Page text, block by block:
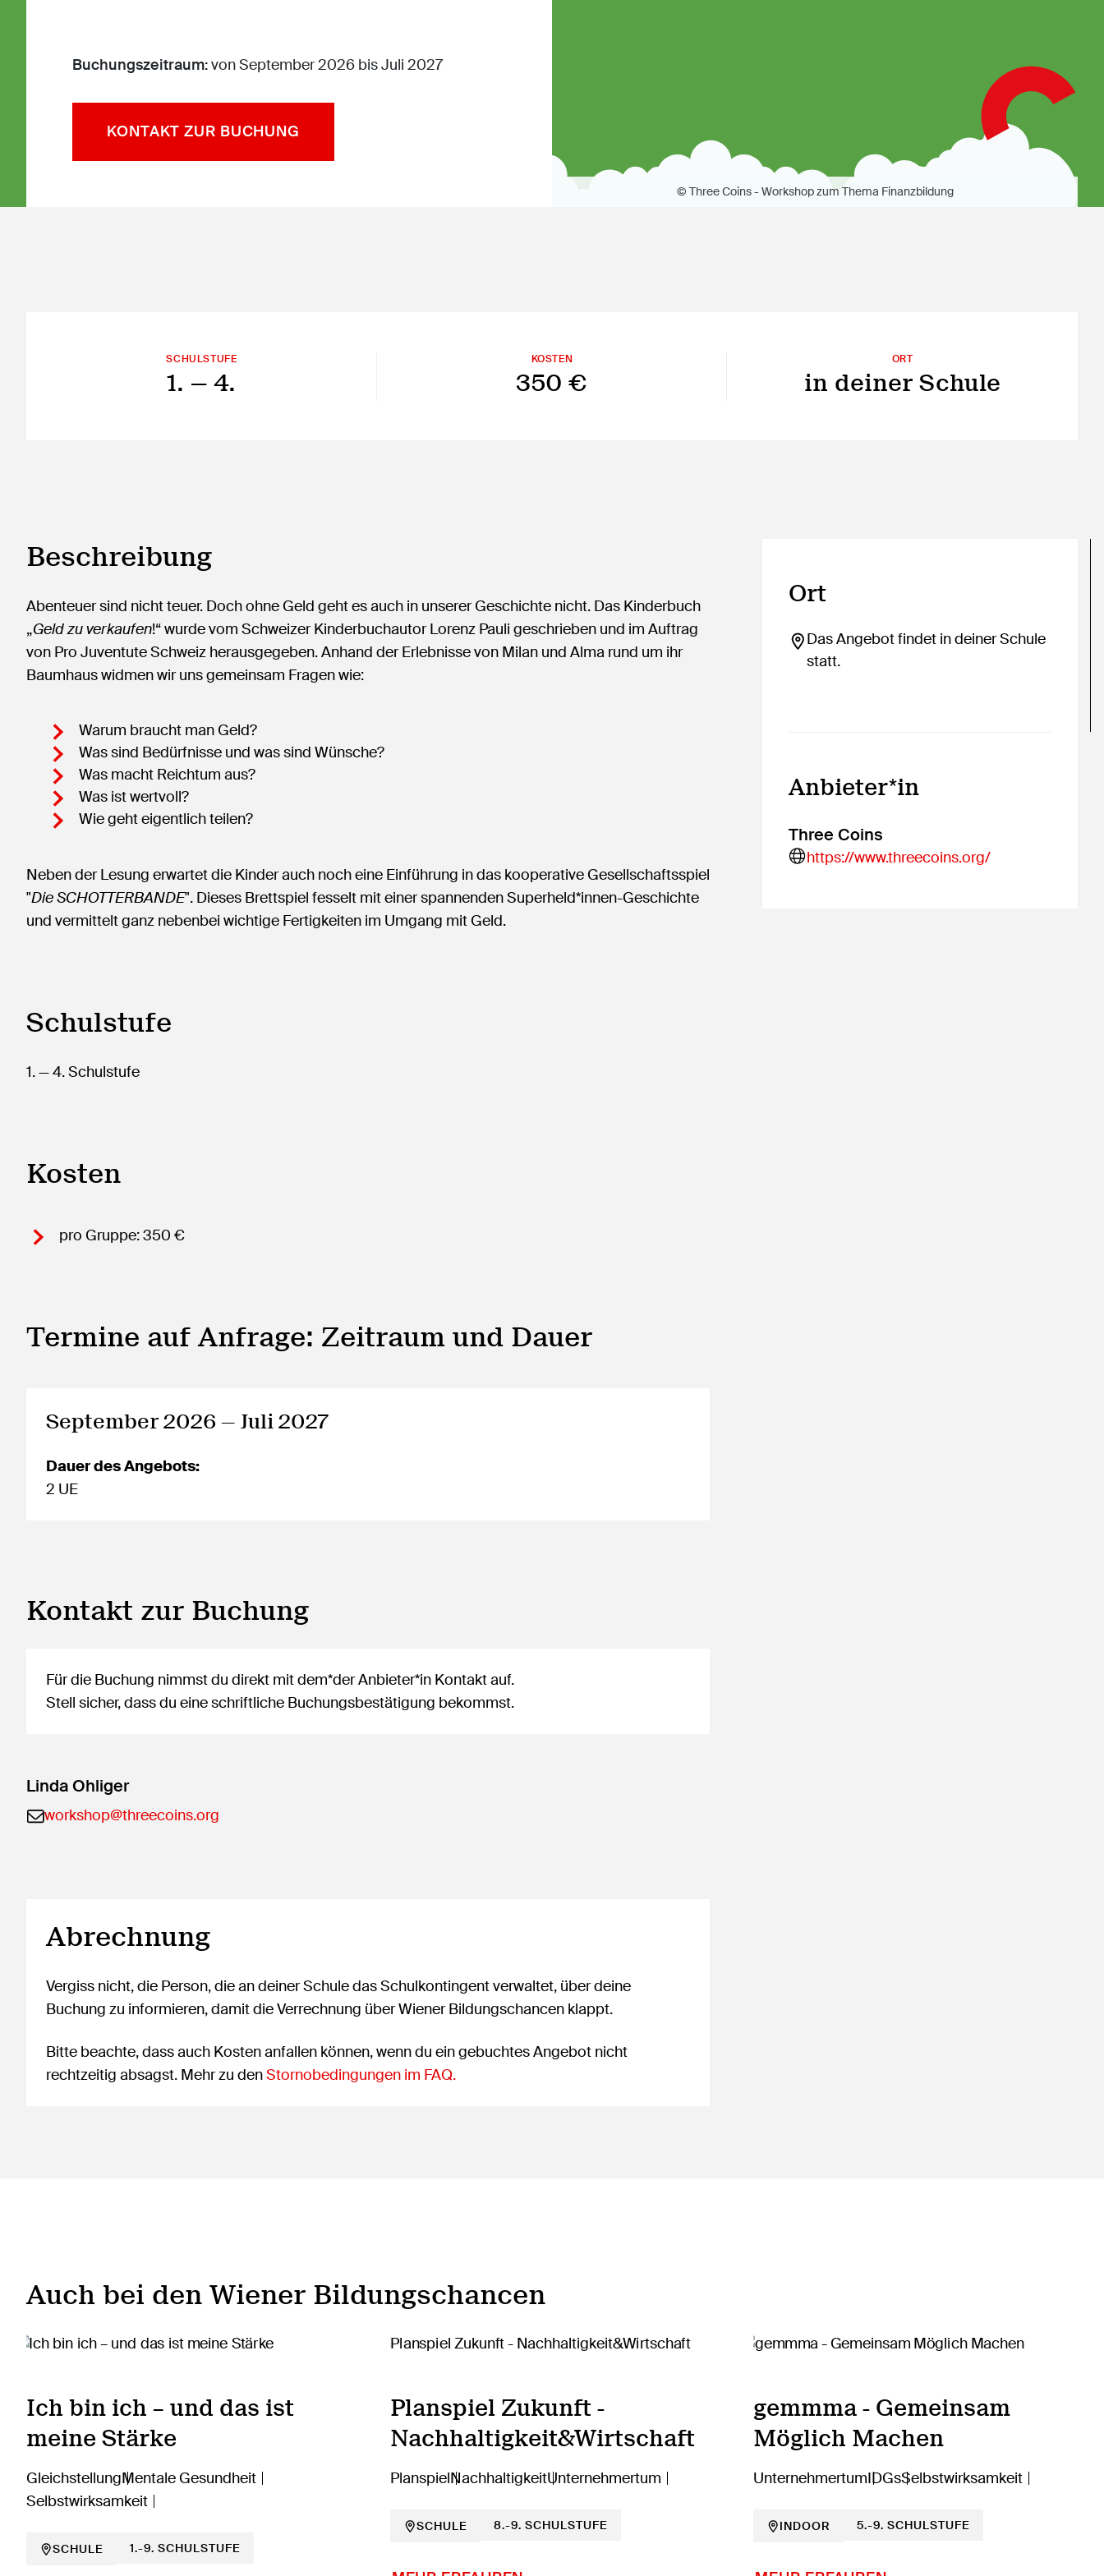
Buchungszeitraum:von September 2026 bis Juli 2027
KONTAKT ZUR BUCHUNG
© Three Coins - Workshop zum Thema Finanzbildung
SCHULSTUFE
1. — 4.
KOSTEN
350 €
ORT
in deiner Schule
Beschreibung
Abenteuer sind nicht teuer. Doch ohne Geld geht es auch in unserer Geschichte nicht. Das Kinderbuch
„Geld zu verkaufen!“ wurde vom Schweizer Kinderbuchautor Lorenz Pauli geschrieben und im Auftrag
von Pro Juventute Schweiz herausgegeben. Anhand der Erlebnisse von Milan und Alma rund um ihr
Baumhaus widmen wir uns gemeinsam Fragen wie:
Warum braucht man Geld?
Was sind Bedürfnisse und was sind Wünsche?
Was macht Reichtum aus?
Was ist wertvoll?
Wie geht eigentlich teilen?
Neben der Lesung erwartet die Kinder auch noch eine Einführung in das kooperative Gesellschaftsspiel
"Die SCHOTTERBANDE". Dieses Brettspiel fesselt mit einer spannenden Superheld*innen-Geschichte
und vermittelt ganz nebenbei wichtige Fertigkeiten im Umgang mit Geld.
Schulstufe
1.— 4.Schulstufe
Kosten
pro Gruppe: 350 €
Termine auf Anfrage: Zeitraum und Dauer
September 2026 — Juli 2027
Dauer des Angebots:
2 UE
Kontakt zur Buchung
Für die Buchung nimmst du direkt mit dem*der Anbieter*in Kontakt auf.
Stell sicher, dass du eine schriftliche Buchungsbestätigung bekommst.
Linda Ohliger
workshop@threecoins.org
Ort
Das Angebot findet in deiner Schule
statt.
Anbieter*in
Three Coins
https://www.threecoins.org/
Abrechnung
Vergiss nicht, die Person, die an deiner Schule das Schulkontingent verwaltet, über deine
Buchung zu informieren, damit die Verrechnung über Wiener Bildungschancen klappt.
Bitte beachte, dass auch Kosten anfallen können, wenn du ein gebuchtes Angebot nicht
rechtzeitig absagst. Mehr zu denStornobedingungen im FAQ.
Auch bei den Wiener Bildungschancen
Ich bin ich – und das ist
meine Stärke
GleichstellungMentale Gesundheit
Selbstwirksamkeit
SCHULE 1.-9. SCHULSTUFE
Planspiel Zukunft -
Nachhaltigkeit&Wirtschaft
PlanspielNachhaltigkeitUnternehmertum
SCHULE 8.-9. SCHULSTUFE
gemmma - Gemeinsam
Möglich Machen
UnternehmertumIDGsSelbstwirksamkeit
INDOOR 5.-9. SCHULSTUFE